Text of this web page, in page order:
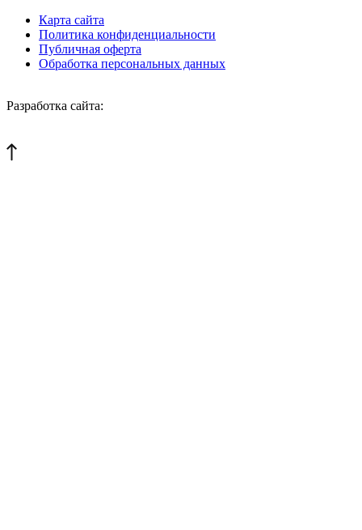
Карта сайта
Политика конфиденциальности
Публичная оферта
Обработка персональных данных
Разработка сайта: